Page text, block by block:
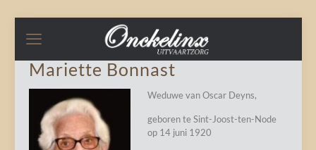
Mariette Bonnast
Weduwe van Oscar Deyns,
geboren te Sint-Joost-ten-Node
op 14 juni 1920